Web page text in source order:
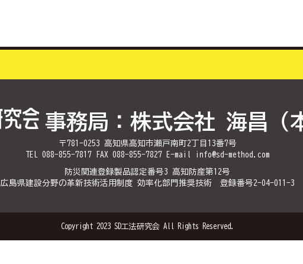
事務局：株式会社 海昌（
〒781-0253 高知県高知市瀬戸南町2丁目13番7号
TEL 088-855-7817 FAX 088-855-7827 E-mail info@sd-method.com
防災関連登録製品認定番号3 高知防産第12号
広島県建設分野の革新技術活用制度 効率化部門推奨技術 登録番号2-04-011-3
Copyright 2023 SD工法研究会 All Rights Reserved.